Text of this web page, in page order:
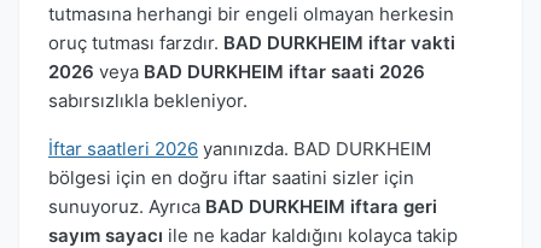
tutmasına herhangi bir engeli olmayan herkesin
oruç tutması farzdır. BAD DURKHEIM iftar vakti
2026 veya BAD DURKHEIM iftar saati 2026
sabırsızlıkla bekleniyor.
İftar saatleri 2026 yanınızda. BAD DURKHEIM
bölgesi için en doğru iftar saatini sizler için
sunuyoruz. Ayrıca BAD DURKHEIM iftara geri
sayım sayacı ile ne kadar kaldığını kolayca takip